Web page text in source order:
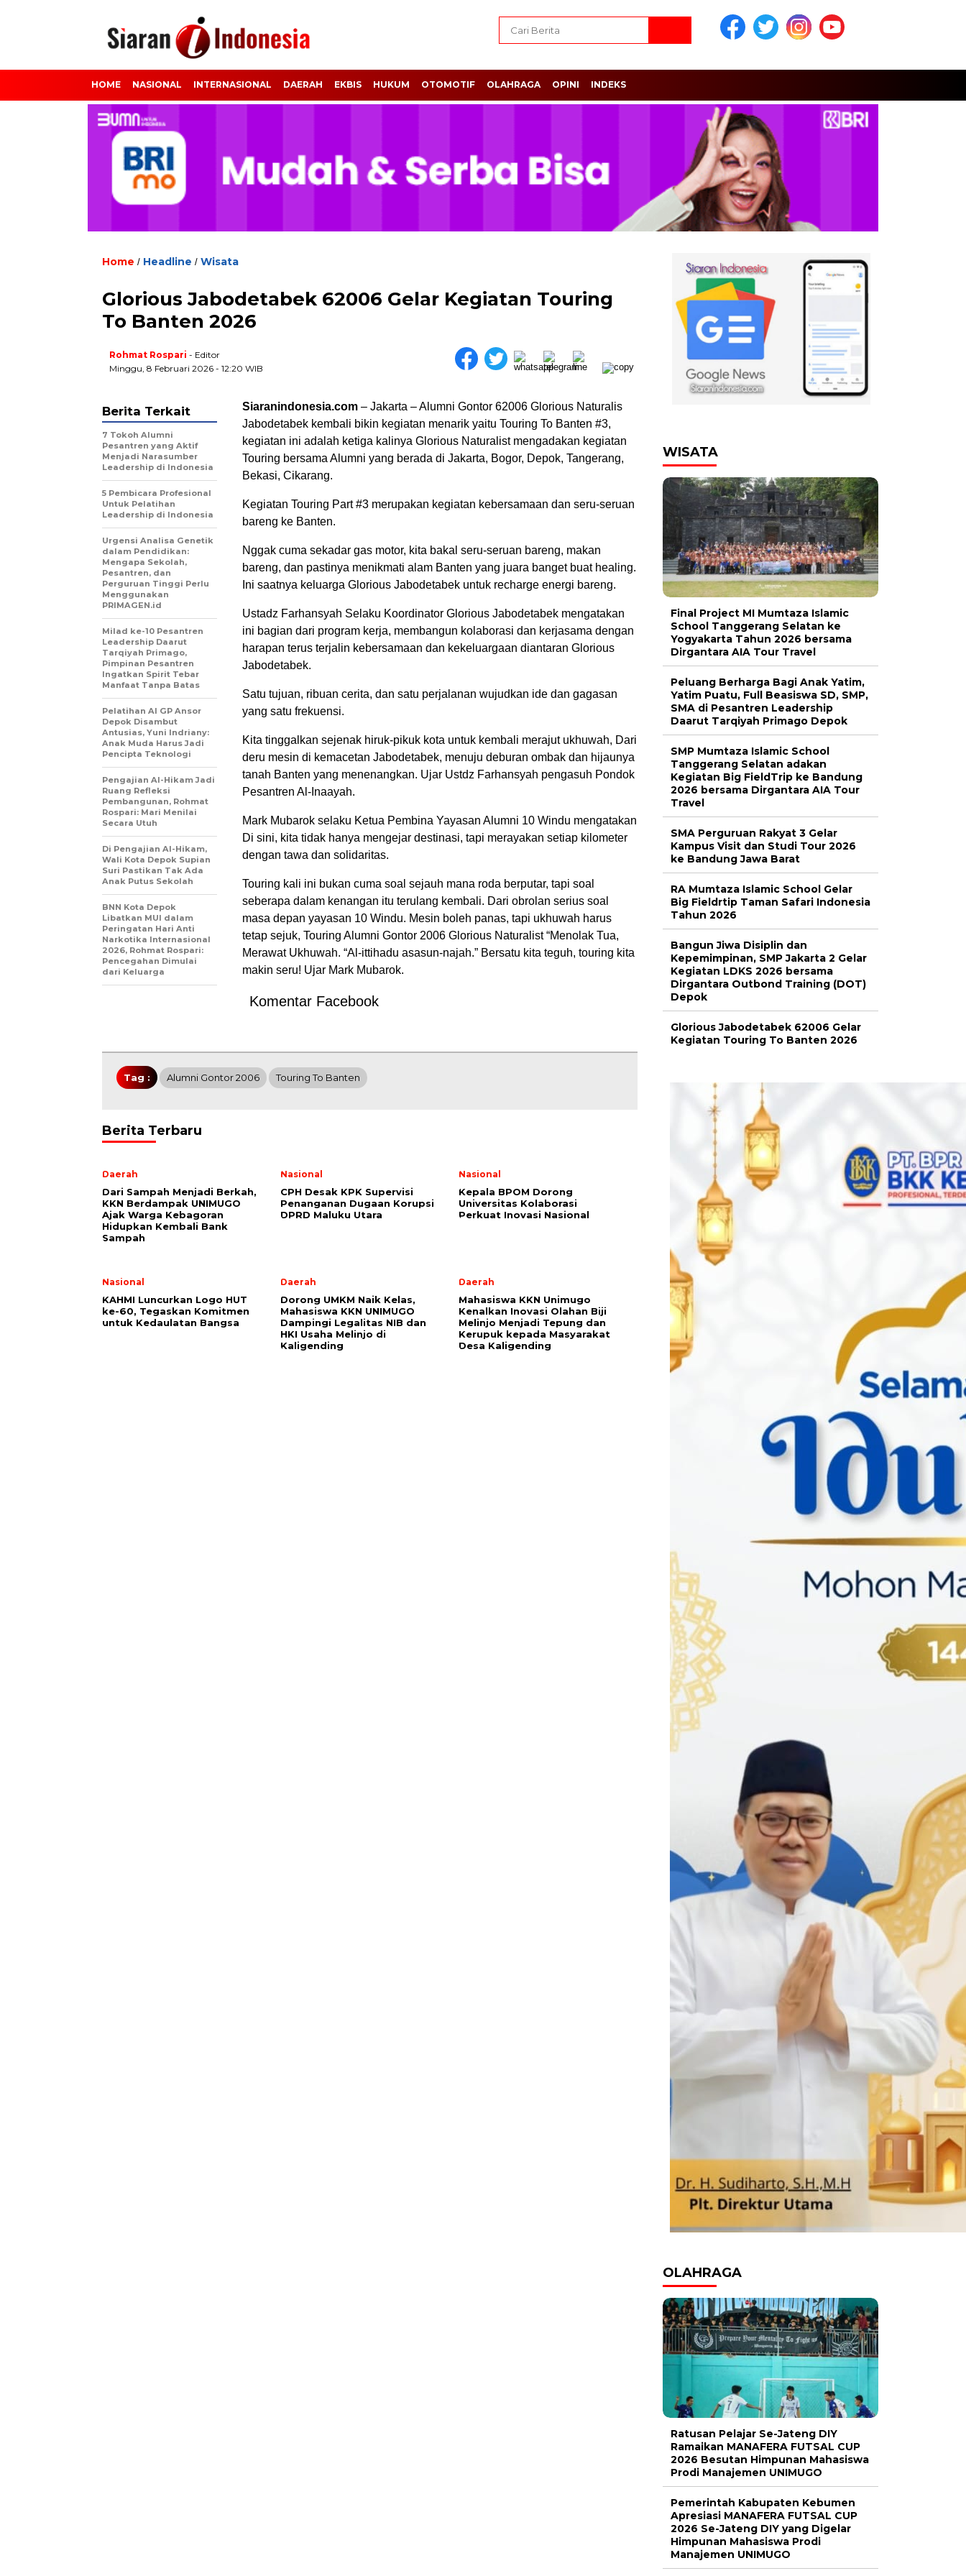
HOME NASIONAL INTERNASIONAL DAERAH EKBIS HUKUM OTOMOTIF OLAHRAGA OPINI INDEKS
Home / Headline / Wisata
Glorious Jabodetabek 62006 Gelar Kegiatan Touring
To Banten 2026
Rohmat Rospari - Editor
Minggu, 8 Februari 2026 - 12:20 WIB
Siaranindonesia.com – Jakarta – Alumni Gontor 62006 Glorious Naturalis
Jabodetabek kembali bikin kegiatan menarik yaitu Touring To Banten #3,
kegiatan ini adalah ketiga kalinya Glorious Naturalist mengadakan kegiatan
Touring bersama Alumni yang berada di Jakarta, Bogor, Depok, Tangerang,
Bekasi, Cikarang.
Kegiatan Touring Part #3 merupakan kegiatan kebersamaan dan seru-seruan
bareng ke Banten.
Nggak cuma sekadar gas motor, kita bakal seru-seruan bareng, makan
bareng, dan pastinya menikmati alam Banten yang juara banget buat healing.
Ini saatnya keluarga Glorious Jabodetabek untuk recharge energi bareng.
Ustadz Farhansyah Selaku Koordinator Glorious Jabodetabek mengatakan
ini bagian dari program kerja, membangun kolaborasi dan kerjasama dengan
harapan terus terjalin kebersamaan dan kekeluargaan diantaran Glorious
Jabodetabek.
Satu tujuan, ribuan cerita, dan satu perjalanan wujudkan ide dan gagasan
yang satu frekuensi.
Kita tinggalkan sejenak hiruk-pikuk kota untuk kembali merajut ukhuwah, Dari
deru mesin di kemacetan Jabodetabek, menuju deburan ombak dan hijaunya
tanah Banten yang menenangkan. Ujar Ustdz Farhansyah pengasuh Pondok
Pesantren Al-Inaayah.
Mark Mubarok selaku Ketua Pembina Yayasan Alumni 10 Windu mengatakan
Di sini, kita tidak hanya mengejar destinasi, tapi merayakan setiap kilometer
dengan tawa dan solidaritas.
Touring kali ini bukan cuma soal sejauh mana roda berputar, tapi soal
seberapa dalam kenangan itu terulang kembali. Dari obrolan serius soal
masa depan yayasan 10 Windu. Mesin boleh panas, tapi ukhuwah harus
tetap sejuk, Touring Alumni Gontor 2006 Glorious Naturalist “Menolak Tua,
Merawat Ukhuwah. “Al-ittihadu asasun-najah.” Bersatu kita teguh, touring kita
makin seru! Ujar Mark Mubarok.
Komentar Facebook
Berita Terkait
7 Tokoh Alumni
Pesantren yang Aktif
Menjadi Narasumber
Leadership di Indonesia
5 Pembicara Profesional
Untuk Pelatihan
Leadership di Indonesia
Urgensi Analisa Genetik
dalam Pendidikan:
Mengapa Sekolah,
Pesantren, dan
Perguruan Tinggi Perlu
Menggunakan
PRIMAGEN.id
Milad ke-10 Pesantren
Leadership Daarut
Tarqiyah Primago,
Pimpinan Pesantren
Ingatkan Spirit Tebar
Manfaat Tanpa Batas
Pelatihan AI GP Ansor
Depok Disambut
Antusias, Yuni Indriany:
Anak Muda Harus Jadi
Pencipta Teknologi
Pengajian Al-Hikam Jadi
Ruang Refleksi
Pembangunan, Rohmat
Rospari: Mari Menilai
Secara Utuh
Di Pengajian Al-Hikam,
Wali Kota Depok Supian
Suri Pastikan Tak Ada
Anak Putus Sekolah
BNN Kota Depok
Libatkan MUI dalam
Peringatan Hari Anti
Narkotika Internasional
2026, Rohmat Rospari:
Pencegahan Dimulai
dari Keluarga
Tag : Alumni Gontor 2006 Touring To Banten
Berita Terbaru
Daerah
Dari Sampah Menjadi Berkah,
KKN Berdampak UNIMUGO
Ajak Warga Kebagoran
Hidupkan Kembali Bank
Sampah
Nasional
CPH Desak KPK Supervisi
Penanganan Dugaan Korupsi
DPRD Maluku Utara
Nasional
Kepala BPOM Dorong
Universitas Kolaborasi
Perkuat Inovasi Nasional
Nasional
KAHMI Luncurkan Logo HUT
ke-60, Tegaskan Komitmen
untuk Kedaulatan Bangsa
Daerah
Dorong UMKM Naik Kelas,
Mahasiswa KKN UNIMUGO
Dampingi Legalitas NIB dan
HKI Usaha Melinjo di
Kaligending
Daerah
Mahasiswa KKN Unimugo
Kenalkan Inovasi Olahan Biji
Melinjo Menjadi Tepung dan
Kerupuk kepada Masyarakat
Desa Kaligending
WISATA
Final Project MI Mumtaza Islamic
School Tanggerang Selatan ke
Yogyakarta Tahun 2026 bersama
Dirgantara AIA Tour Travel
Peluang Berharga Bagi Anak Yatim,
Yatim Puatu, Full Beasiswa SD, SMP,
SMA di Pesantren Leadership
Daarut Tarqiyah Primago Depok
SMP Mumtaza Islamic School
Tanggerang Selatan adakan
Kegiatan Big FieldTrip ke Bandung
2026 bersama Dirgantara AIA Tour
Travel
SMA Perguruan Rakyat 3 Gelar
Kampus Visit dan Studi Tour 2026
ke Bandung Jawa Barat
RA Mumtaza Islamic School Gelar
Big Fieldrtip Taman Safari Indonesia
Tahun 2026
Bangun Jiwa Disiplin dan
Kepemimpinan, SMP Jakarta 2 Gelar
Kegiatan LDKS 2026 bersama
Dirgantara Outbond Training (DOT)
Depok
Glorious Jabodetabek 62006 Gelar
Kegiatan Touring To Banten 2026
OLAHRAGA
Ratusan Pelajar Se-Jateng DIY
Ramaikan MANAFERA FUTSAL CUP
2026 Besutan Himpunan Mahasiswa
Prodi Manajemen UNIMUGO
Pemerintah Kabupaten Kebumen
Apresiasi MANAFERA FUTSAL CUP
2026 Se-Jateng DIY yang Digelar
Himpunan Mahasiswa Prodi
Manajemen UNIMUGO